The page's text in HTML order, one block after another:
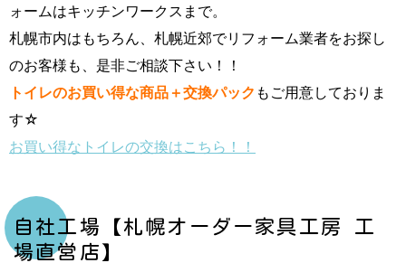
ォームはキッチンワークスまで。
札幌市内はもちろん、札幌近郊でリフォーム業者をお探し
のお客様も、是非ご相談下さい！！
トイレのお買い得な商品＋交換パック もご用意しておりま
す☆
お買い得なトイレの交換はこちら！！
自社工場【札幌オーダー家具工房 工
場直営店】